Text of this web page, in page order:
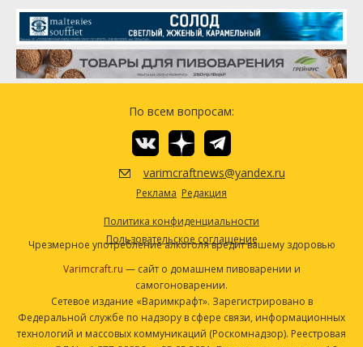
Центенниал (Centennial)
127.58 г
Коламбус (Columbus)
77.96 г
Чинук (Chinook)
61.8 г
Посмотреть рецепт полностью
По всем вопросам:
varimcraftnews@yandex.ru
Реклама Редакция
Политика конфиденциальности
Пользовательское соглашение
Чрезмерное употребление алкоголя вредит вашему здоровью
Varimcraft.ru — сайт о домашнем пивоварении и
самогоноварении.
Сетевое издание «Варимкрафт». Зарегистрировано в
Федеральной службе по надзору в сфере связи, информационных
технологий и массовых коммуникаций (Роскомнадзор). Реестровая